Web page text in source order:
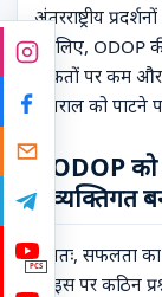
अंतरराष्ट्रीय
इसलिए, ODOP
ताकतों पर कम
अंतराल को पाटने
ODOP
व्यक्तिगत
अंततः, सफलता
है, इस पर कठिन
PCS